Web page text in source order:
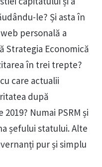
le? Și asta în
personală a
Strategia Economică
în trei trepte?
care actualii
după
Numai PSRM și
șefului statului. Alte
pur și simplu